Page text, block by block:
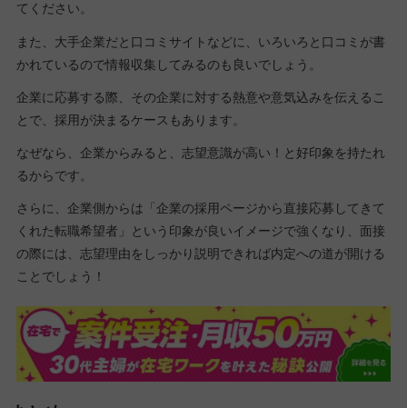
てください。
また、大手企業だと口コミサイトなどに、いろいろと口コミが書
かれているので情報収集してみるのも良いでしょう。
企業に応募する際、その企業に対する熱意や意気込みを伝えるこ
とで、採用が決まるケースもあります。
なぜなら、企業からみると、志望意識が高い！と好印象を持たれ
るからです。
さらに、企業側からは「企業の採用ページから直接応募してきて
くれた転職希望者」という印象が良いイメージで強くなり、面接
の際には、志望理由をしっかり説明できれば内定への道が開ける
ことでしょう！